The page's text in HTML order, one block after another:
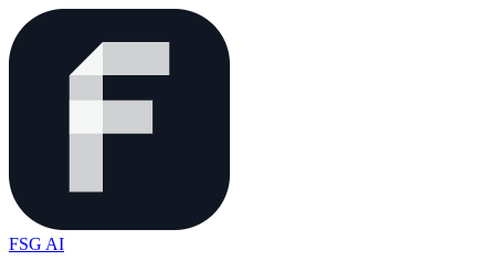
FSG AI